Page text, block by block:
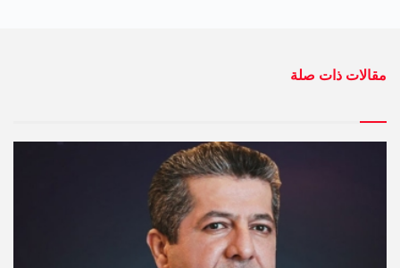
مقالات ذات صلة